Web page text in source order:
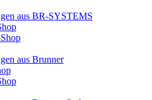
aus BR-SYSTEMS
aus Brunner